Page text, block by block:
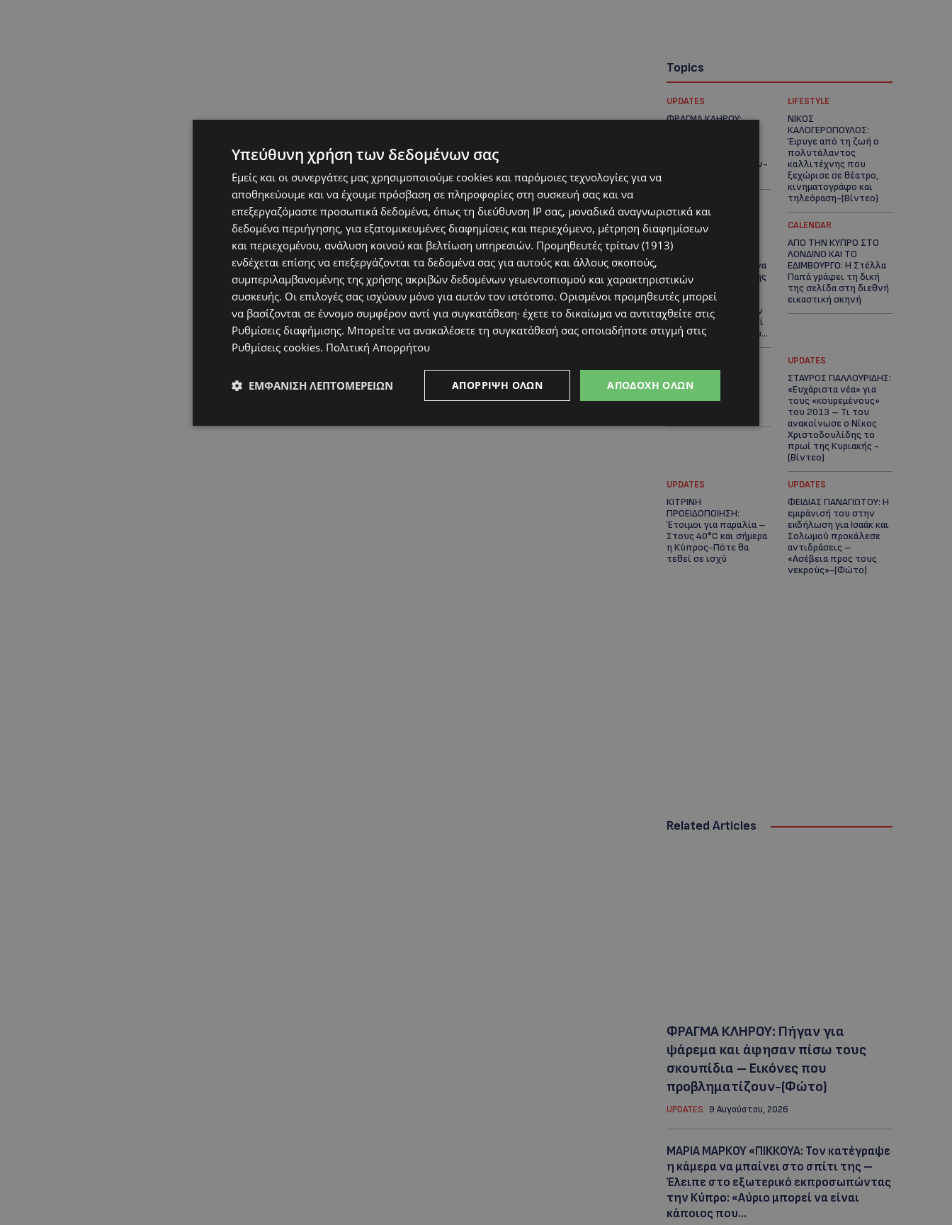
Topics
UPDATES
ΦΡΑΓΜΑ ΚΛΗΡΟΥ:
που προβληματίζουν-
LIFESTYLE
ΝΙΚΟΣ
ΚΑΛΟΓΕΡΟΠΟΥΛΟΣ:
Έφυγε από τη ζωή ο
πολυτάλαντος
καλλιτέχνης που
ξεχώρισε σε θέατρο,
κινηματογράφο και
τηλεόραση-(Bίντεο)
UPDATES
ΜΑΡΙΑ ΜΑΡΚΟΥ
«ΠΙΚΚΟΥΑ: Τον
κατέγραψε η κάμερα να
μπαίνει στο σπίτι της
εξωτερικό
εκπροσωπώντας την
Κύπρο: «Αύριο μπορεί
να είναι κάποιος που...
CALENDAR
ΑΠΟ ΤΗΝ ΚΥΠΡΟ ΣΤΟ
ΛΟΝΔΙΝΟ ΚΑΙ ΤΟ
ΕΔΙΜΒΟΥΡΓΟ: Η Στέλλα
Παπά γράφει τη δική
της σελίδα στη διεθνή
εικαστική σκηνή
51χρονος – Έκκληση
της Αστυνομίας για
UPDATES
ΣΤΑΥΡΟΣ ΓΙΑΛΛΟΥΡΙΔΗΣ:
«Ευχάριστα νέα» για
τους «κουρεμένους»
του 2013 – Τι του
ανακοίνωσε ο Νίκος
Χριστοδουλίδης το
πρωί της Κυριακής -
(Βίντεο)
UPDATES
ΚΙΤΡΙΝΗ
ΠΡΟΕΙΔΟΠΟΙΗΣΗ:
Έτοιμοι για παραλία –
Στους 40°C και σήμερα
η Κύπρος-Πότε θα
τεθεί σε ισχύ
UPDATES
ΦΕΙΔΙΑΣ ΠΑΝΑΓΙΩΤΟΥ: Η
εμφάνισή του στην
εκδήλωση για Ισαάκ και
Σολωμού προκάλεσε
αντιδράσεις –
«Ασέβεια προς τους
νεκρούς»-(Φώτο)
Related Articles
ΦΡΑΓΜΑ ΚΛΗΡΟΥ: Πήγαν για
ψάρεμα και άφησαν πίσω τους
σκουπίδια – Εικόνες που
προβληματίζουν-(Φώτο)
UPDATES 9 Αυγούστου, 2026
ΜΑΡΙΑ ΜΑΡΚΟΥ «ΠΙΚΚΟΥΑ: Τον κατέγραψε
η κάμερα να μπαίνει στο σπίτι της –
Έλειπε στο εξωτερικό εκπροσωπώντας
την Κύπρο: «Αύριο μπορεί να είναι
κάποιος που...
Υπεύθυνη χρήση των δεδομένων σας
Εμείς και οι συνεργάτες μας χρησιμοποιούμε cookies και παρόμοιες τεχνολογίες για να
αποθηκεύουμε και να έχουμε πρόσβαση σε πληροφορίες στη συσκευή σας και να
επεξεργαζόμαστε προσωπικά δεδομένα, όπως τη διεύθυνση IP σας, μοναδικά αναγνωριστικά και
δεδομένα περιήγησης, για εξατομικευμένες διαφημίσεις και περιεχόμενο, μέτρηση διαφημίσεων
και περιεχομένου, ανάλυση κοινού και βελτίωση υπηρεσιών. Προμηθευτές τρίτων (1913)
ενδέχεται επίσης να επεξεργάζονται τα δεδομένα σας για αυτούς και άλλους σκοπούς,
συμπεριλαμβανομένης της χρήσης ακριβών δεδομένων γεωεντοπισμού και χαρακτηριστικών
συσκευής. Οι επιλογές σας ισχύουν μόνο για αυτόν τον ιστότοπο. Ορισμένοι προμηθευτές μπορεί
να βασίζονται σε έννομο συμφέρον αντί για συγκατάθεση· έχετε το δικαίωμα να αντιταχθείτε στις
Ρυθμίσεις διαφήμισης. Μπορείτε να ανακαλέσετε τη συγκατάθεσή σας οποιαδήποτε στιγμή στις
Ρυθμίσεις cookies. Πολιτική Απορρήτου
ΑΠΟΔΟΧΉ ΌΛΩΝ
ΑΠΌΡΡΙΨΗ ΌΛΩΝ
ΕΜΦΆΝΙΣΗ ΛΕΠΤΟΜΕΡΕΙΏΝ